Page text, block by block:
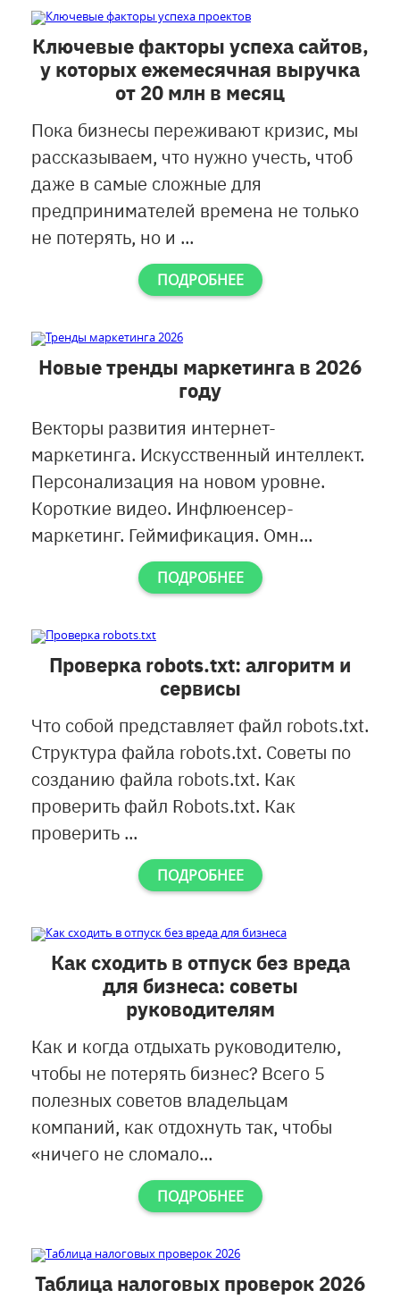
Ключевые факторы успеха сайтов,
у которых ежемесячная выручка
от 20 млн в месяц
Пока бизнесы переживают кризис, мы
рассказываем, что нужно учесть, чтоб
даже в самые сложные для
предпринимателей времена не только
не потерять, но и ...
ПОДРОБНЕЕ
Новые тренды маркетинга в 2026
году
Векторы развития интернет-
маркетинга. Искусственный интеллект.
Персонализация на новом уровне.
Короткие видео. Инфлюенсер-
маркетинг. Геймификация. Омн...
ПОДРОБНЕЕ
Проверка robots.txt: алгоритм и
сервисы
Что собой представляет файл robots.txt.
Структура файла robots.txt. Советы по
созданию файла robots.txt. Как
проверить файл Robots.txt. Как
проверить ...
ПОДРОБНЕЕ
Как сходить в отпуск без вреда
для бизнеса: советы
руководителям
Как и когда отдыхать руководителю,
чтобы не потерять бизнес? Всего 5
полезных советов владельцам
компаний, как отдохнуть так, чтобы
«ничего не сломало...
ПОДРОБНЕЕ
Таблица налоговых проверок 2026